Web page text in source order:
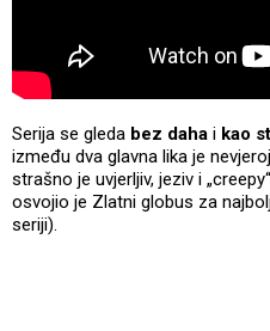
Serija se gleda bez daha i kao
između dva glavna lika je
strašno je uvjerljiv, jeziv i
osvojio je Zlatni globus za
seriji).